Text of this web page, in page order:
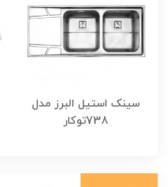
سینک استیل البرز مدل
738توکار